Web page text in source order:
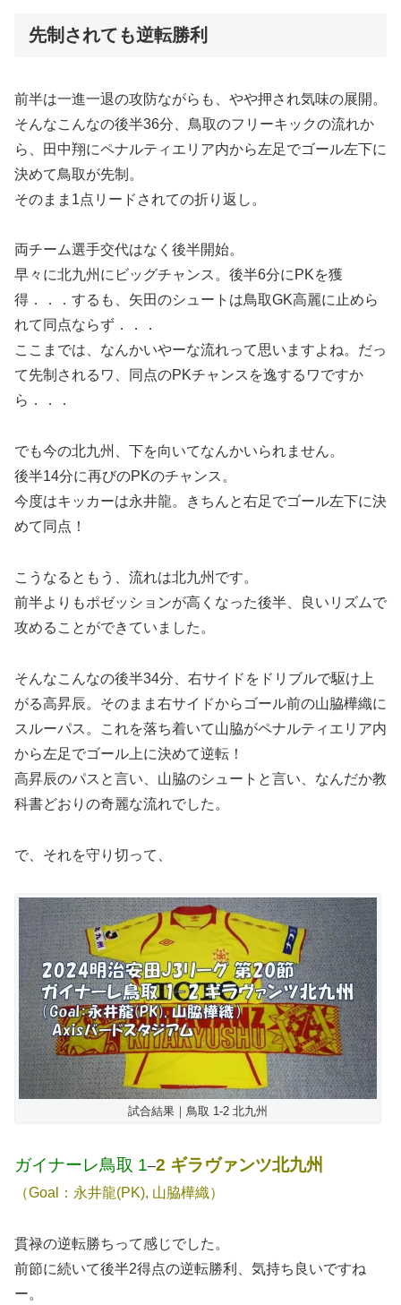
先制されても逆転勝利
前半は一進一退の攻防ながらも、やや押され気味の展開。
そんなこんなの後半36分、鳥取のフリーキックの流れか
ら、田中翔にペナルティエリア内から左足でゴール左下に
決めて鳥取が先制。
そのまま1点リードされての折り返し。
両チーム選手交代はなく後半開始。
早々に北九州にビッグチャンス。後半6分にPKを獲
得．．．するも、矢田のシュートは鳥取GK高麗に止めら
れて同点ならず．．．
ここまでは、なんかいやーな流れって思いますよね。だっ
て先制されるワ、同点のPKチャンスを逸するワですか
ら．．．
でも今の北九州、下を向いてなんかいられません。
後半14分に再びのPKのチャンス。
今度はキッカーは永井龍。きちんと右足でゴール左下に決
めて同点！
こうなるともう、流れは北九州です。
前半よりもポゼッションが高くなった後半、良いリズムで
攻めることができていました。
そんなこんなの後半34分、右サイドをドリブルで駆け上
がる高昇辰。そのまま右サイドからゴール前の山脇樺織に
スルーパス。これを落ち着いて山脇がペナルティエリア内
から左足でゴール上に決めて逆転！
高昇辰のパスと言い、山脇のシュートと言い、なんだか教
科書どおりの奇麗な流れでした。
で、それを守り切って、
試合結果｜鳥取 1-2 北九州
ガイナーレ鳥取 1–2 ギラヴァンツ北九州
（Goal：永井龍(PK), 山脇樺織）
貫禄の逆転勝ちって感じでした。
前節に続いて後半2得点の逆転勝利、気持ち良いですね
ー。